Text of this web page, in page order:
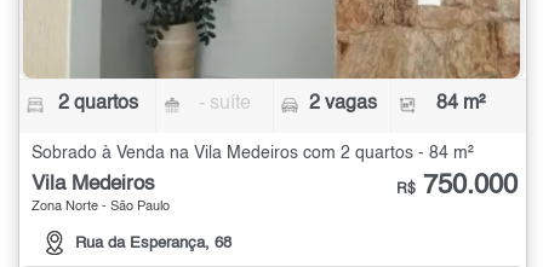
2 quartos - suíte 2 vagas 84 m²
Sobrado à Venda na Vila Medeiros com 2 quartos - 84 m²
Vila Medeiros
Zona Norte - São Paulo
Rua da Esperança, 68
R$ 750.000